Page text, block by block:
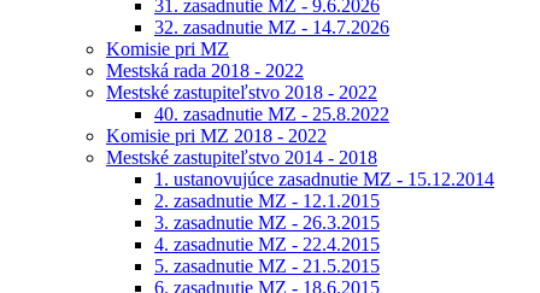
31. zasadnutie MZ - 9.6.2026
32. zasadnutie MZ - 14.7.2026
Komisie pri MZ
Mestská rada 2018 - 2022
Mestské zastupiteľstvo 2018 - 2022
40. zasadnutie MZ - 25.8.2022
Komisie pri MZ 2018 - 2022
Mestské zastupiteľstvo 2014 - 2018
1. ustanovujúce zasadnutie MZ - 15.12.2014
2. zasadnutie MZ - 12.1.2015
3. zasadnutie MZ - 26.3.2015
4. zasadnutie MZ - 22.4.2015
5. zasadnutie MZ - 21.5.2015
6. zasadnutie MZ - 18.6.2015